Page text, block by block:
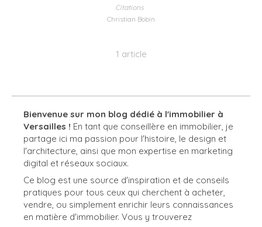
Citations
Christian Bobin
1 article
Bienvenue sur mon blog dédié à l'immobilier à
Versailles ! En tant que conseillère en immobilier, je
partage ici ma passion pour l'histoire, le design et
l'architecture, ainsi que mon expertise en marketing
digital et réseaux sociaux.
Ce blog est une source d'inspiration et de conseils
pratiques pour tous ceux qui cherchent à acheter,
vendre, ou simplement enrichir leurs connaissances
en matière d'immobilier. Vous y trouverez